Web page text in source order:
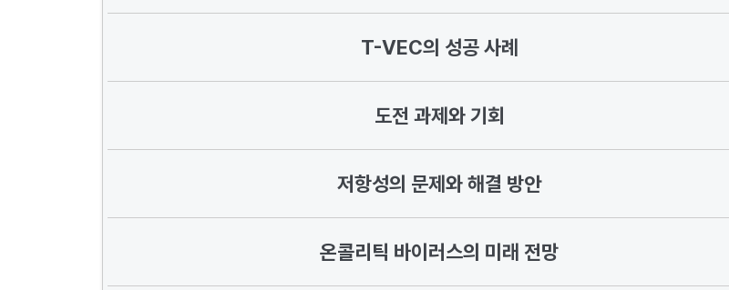
T-VEC의 성공 사례
도전 과제와 기회
저항성의 문제와 해결 방안
온콜리틱 바이러스의 미래 전망